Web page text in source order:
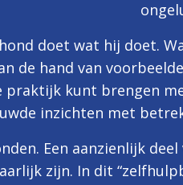
doet wat hij doet.
de hand van
kunt brengen
inzichten met
Een aanzienlijk
zijn. In dit